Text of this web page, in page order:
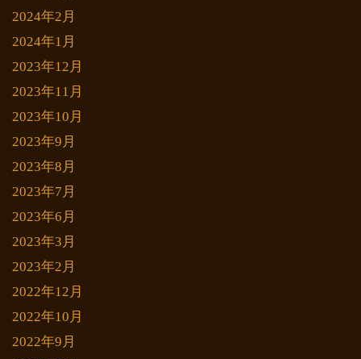
2024年2月
2024年1月
2023年12月
2023年11月
2023年10月
2023年9月
2023年8月
2023年7月
2023年6月
2023年3月
2023年2月
2022年12月
2022年10月
2022年9月